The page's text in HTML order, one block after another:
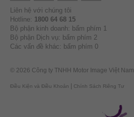
Liên hệ với chúng tôi
Hotline: 1800 64 68 15
Bộ phận kinh doanh: bấm phím 1
Bộ phận Dịch vụ: bấm phím 2
Các vấn đề khác: bấm phím 0
© 2026 Công ty TNHH Motor Image Việt
Điều Kiện và Điều Khoản | Chính Sách Riêng Tư